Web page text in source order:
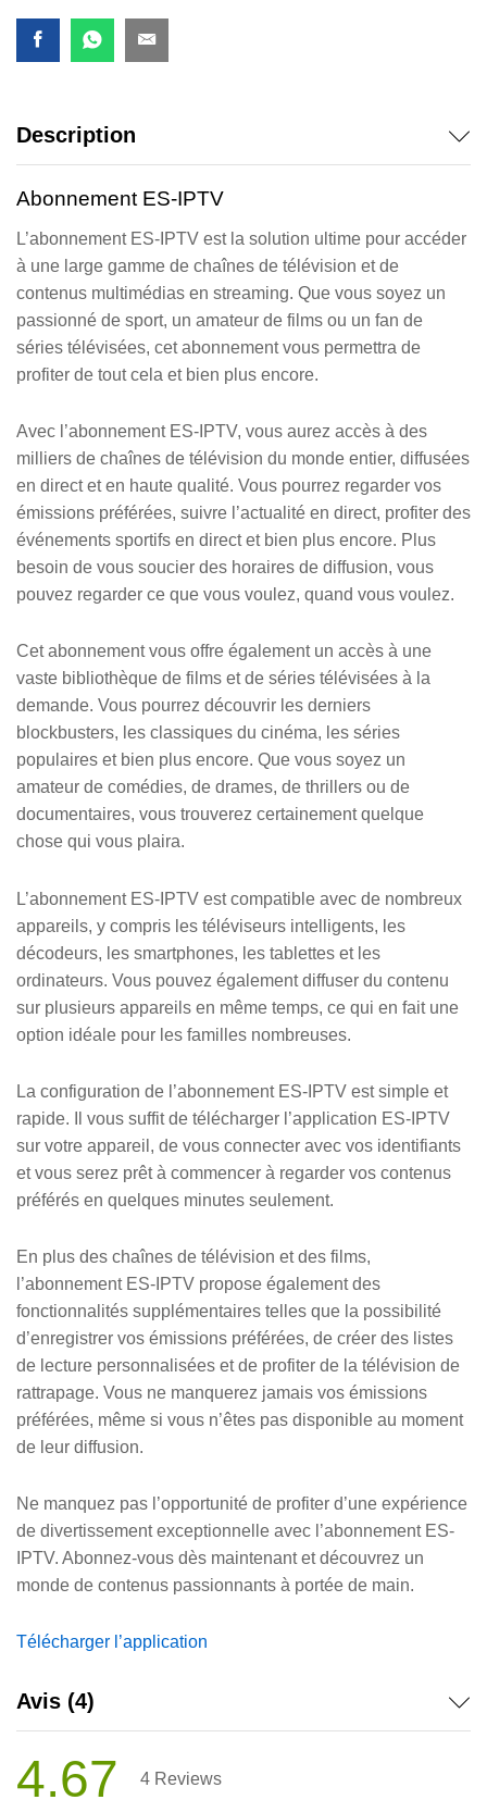
Description
Abonnement ES-IPTV
L’abonnement ES-IPTV est la solution ultime pour accéder
à une large gamme de chaînes de télévision et de
contenus multimédias en streaming. Que vous soyez un
passionné de sport, un amateur de films ou un fan de
séries télévisées, cet abonnement vous permettra de
profiter de tout cela et bien plus encore.
Avec l’abonnement ES-IPTV, vous aurez accès à des
milliers de chaînes de télévision du monde entier, diffusées
en direct et en haute qualité. Vous pourrez regarder vos
émissions préférées, suivre l’actualité en direct, profiter des
événements sportifs en direct et bien plus encore. Plus
besoin de vous soucier des horaires de diffusion, vous
pouvez regarder ce que vous voulez, quand vous voulez.
Cet abonnement vous offre également un accès à une
vaste bibliothèque de films et de séries télévisées à la
demande. Vous pourrez découvrir les derniers
blockbusters, les classiques du cinéma, les séries
populaires et bien plus encore. Que vous soyez un
amateur de comédies, de drames, de thrillers ou de
documentaires, vous trouverez certainement quelque
chose qui vous plaira.
L’abonnement ES-IPTV est compatible avec de nombreux
appareils, y compris les téléviseurs intelligents, les
décodeurs, les smartphones, les tablettes et les
ordinateurs. Vous pouvez également diffuser du contenu
sur plusieurs appareils en même temps, ce qui en fait une
option idéale pour les familles nombreuses.
La configuration de l’abonnement ES-IPTV est simple et
rapide. Il vous suffit de télécharger l’application ES-IPTV
sur votre appareil, de vous connecter avec vos identifiants
et vous serez prêt à commencer à regarder vos contenus
préférés en quelques minutes seulement.
En plus des chaînes de télévision et des films,
l’abonnement ES-IPTV propose également des
fonctionnalités supplémentaires telles que la possibilité
d’enregistrer vos émissions préférées, de créer des listes
de lecture personnalisées et de profiter de la télévision de
rattrapage. Vous ne manquerez jamais vos émissions
préférées, même si vous n’êtes pas disponible au moment
de leur diffusion.
Ne manquez pas l’opportunité de profiter d’une expérience
de divertissement exceptionnelle avec l’abonnement ES-
IPTV. Abonnez-vous dès maintenant et découvrez un
monde de contenus passionnants à portée de main.
Télécharger l’application
Avis (4)
4.67 4 Reviews